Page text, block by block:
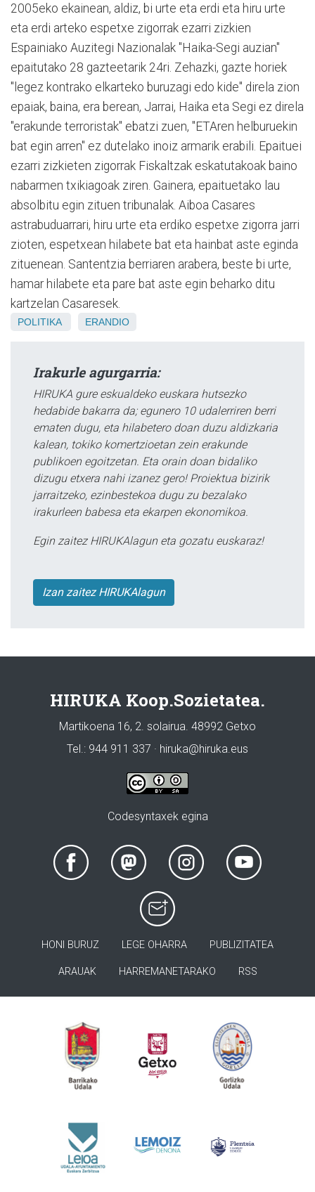
2005eko ekainean, aldiz, bi urte eta erdi eta hiru urte
eta erdi arteko espetxe zigorrak ezarri zizkien
Espainiako Auzitegi Nazionalak "Haika-Segi auzian"
epaitutako 28 gazteetarik 24ri. Zehazki, gazte horiek
"legez kontrako elkarteko buruzagi edo kide" direla zion
epaiak, baina, era berean, Jarrai, Haika eta Segi ez direla
"erakunde terroristak" ebatzi zuen, "ETAren helburuekin
bat egin arren" ez dutelako inoiz armarik erabili. Epaituei
ezarri zizkieten zigorrak Fiskaltzak eskatutakoak baino
nabarmen txikiagoak ziren. Gainera, epaituetako lau
absolbitu egin zituen tribunalak. Aiboa Casares
astrabuduarrari, hiru urte eta erdiko espetxe zigorra jarri
zioten, espetxean hilabete bat eta hainbat aste eginda
zituenean. Santentzia berriaren arabera, beste bi urte,
hamar hilabete eta pare bat aste egin beharko ditu
kartzelan Casaresek.
POLITIKA ERANDIO
Irakurle agurgarria:
HIRUKA gure eskualdeko euskara hutsezko
hedabide bakarra da; egunero 10 udalerriren berri
ematen dugu, eta hilabetero doan duzu aldizkaria
kalean, tokiko komertzioetan zein erakunde
publikoen egoitzetan. Eta orain doan bidaliko
dizugu etxera nahi izanez gero! Proiektua bizirik
jarraitzeko, ezinbestekoa dugu zu bezalako
irakurleen babesa eta ekarpen ekonomikoa.
Egin zaitez HIRUKAlagun eta gozatu euskaraz!
Izan zaitez HIRUKAlagun
HIRUKA Koop.Sozietatea.
Martikoena 16, 2. solairua. 48992 Getxo
Tel.: 944 911 337 · hiruka@hiruka.eus
Codesyntaxek egina
HONI BURUZ LEGE OHARRA PUBLIZITATEA
ARAUAK HARREMANETARAKO RSS